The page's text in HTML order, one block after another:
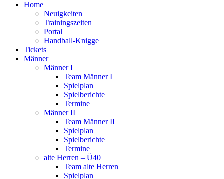
Home
Neuigkeiten
Trainingszeiten
Portal
Handball-Knigge
Tickets
Männer
Männer I
Team Männer I
Spielplan
Spielberichte
Termine
Männer II
Team Männer II
Spielplan
Spielberichte
Termine
alte Herren – Ü40
Team alte Herren
Spielplan